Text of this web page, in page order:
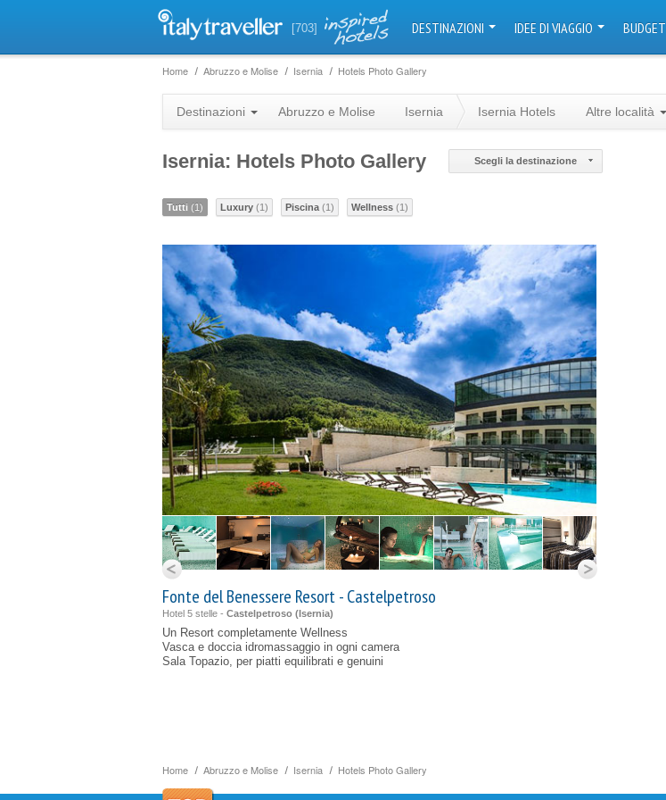
[703] DESTINAZIONI IDEE DI VIAGGIO BUDGET
Home Abruzzo e Molise Isernia Hotels Photo Gallery
Home Abruzzo e Molise Isernia Hotels Photo Gallery
Destinazioni Abruzzo e Molise Isernia Isernia Hotels Altre località
Isernia: Hotels Photo Gallery Scegli la destinazione
Tutti (1) Luxury (1) Piscina (1) Wellness (1)
Fonte del Benessere Resort - Castelpetroso
Hotel 5 stelle - Castelpetroso (Isernia)
Un Resort completamente Wellness
Vasca e doccia idromassaggio in ogni camera
Sala Topazio, per piatti equilibrati e genuini